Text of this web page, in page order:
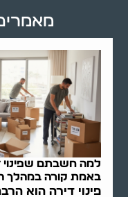
למה חשבתם שפינוי
באמת קורה במהלך
פינוי דירה הוא